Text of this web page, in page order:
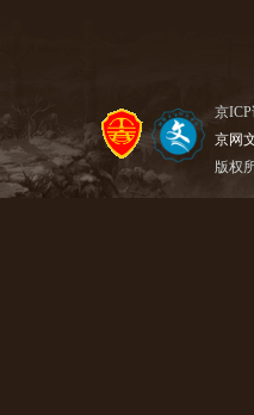
京
京网
版权